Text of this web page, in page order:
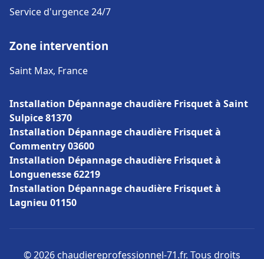
Service d'urgence 24/7
Zone intervention
Saint Max, France
Installation Dépannage chaudière Frisquet à Saint
Sulpice 81370
Installation Dépannage chaudière Frisquet à
Commentry 03600
Installation Dépannage chaudière Frisquet à
Longuenesse 62219
Installation Dépannage chaudière Frisquet à
Lagnieu 01150
© 2026 chaudiereprofessionnel-71.fr. Tous droits